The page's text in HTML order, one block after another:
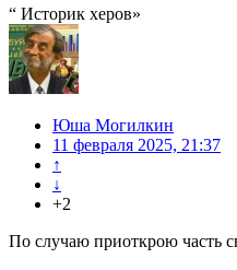
“ Историк херов»
Юша Могилкин
11 февраля 2025, 21:37
↑
↓
+2
По случаю приоткрою часть